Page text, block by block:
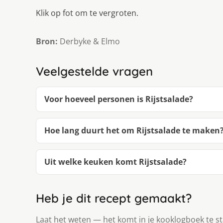
Klik op fot om te vergroten.
Bron: Derbyke & Elmo
Veelgestelde vragen
Voor hoeveel personen is Rijstsalade?
Hoe lang duurt het om Rijstsalade te
Uit welke keuken komt Rijstsalade?
Heb je dit recept gemaakt?
Laat het weten — het komt in je kooklogboek te